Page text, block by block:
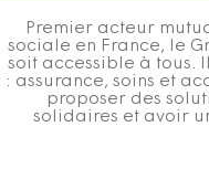
Premier acteur
sociale en France, le
soit accessible à tous.
: assurance, soins et
proposer des
solidaires et avoir